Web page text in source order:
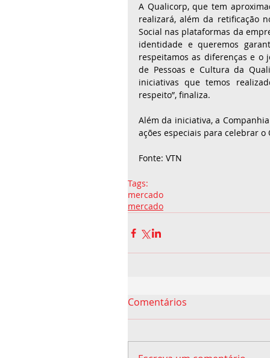
A Qualicorp, que tem
realizará, além da retificação
Social nas plataformas da
identidade e queremos
respeitamos as diferenças e o
de Pessoas e Cultura da
iniciativas que temos
respeito”, finaliza.
Além da iniciativa, a
ações especiais para celebrar o
Fonte: VTN
Tags:
mercado
mercado
Comentários